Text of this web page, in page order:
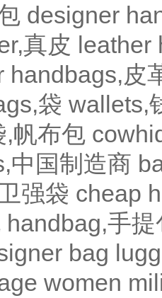
designer
真皮 leather
handbags,皮
袋 wallets,
,帆布包
中国制造商
强袋 cheap
handbag,手提
bag
women